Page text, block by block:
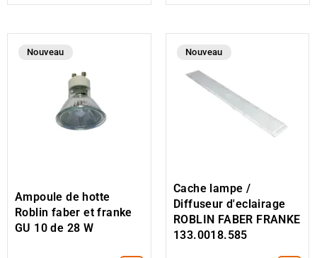
Nouveau
Ampoule de hotte
Roblin faber et franke
GU 10 de 28 W
Nouveau
Cache lampe /
Diffuseur d'eclairage
ROBLIN FABER FRANKE
133.0018.585